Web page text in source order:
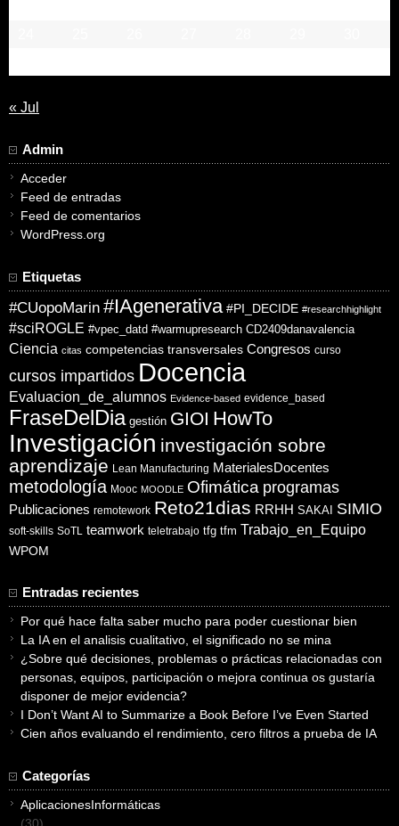
« Jul
Admin
Acceder
Feed de entradas
Feed de comentarios
WordPress.org
Etiquetas
#CUopoMarin #IAgenerativa #PI_DECIDE #researchhighlight
#sciROGLE #vpec_datd #warmupresearch CD2409danavalencia
Ciencia citas competencias transversales Congresos curso
cursos impartidos Docencia
Evaluacion_de_alumnos Evidence-based evidence_based
FraseDelDia gestión GIOI HowTo
Investigación investigación sobre
aprendizaje Lean Manufacturing MaterialesDocentes
metodología Mooc MOODLE Ofimática programas
Publicaciones remotework Reto21dias RRHH SAKAI SIMIO
soft-skills SoTL teamwork teletrabajo tfg tfm Trabajo_en_Equipo
WPOM
Entradas recientes
Por qué hace falta saber mucho para poder cuestionar bien
La IA en el analisis cualitativo, el significado no se mina
¿Sobre qué decisiones, problemas o prácticas relacionadas con
personas, equipos, participación o mejora continua os gustaría
disponer de mejor evidencia?
I Don’t Want AI to Summarize a Book Before I’ve Even Started
Cien años evaluando el rendimiento, cero filtros a prueba de IA
Categorías
AplicacionesInformáticas
(30)